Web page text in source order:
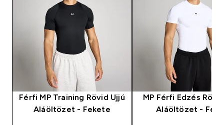
Férfi MP Training Rövid Ujjú
Aláöltözet - Fekete
MP Férfi Edzés
Aláöltözet -